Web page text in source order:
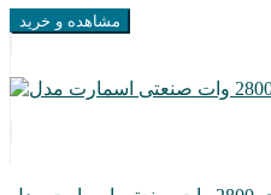
مشاهده و خرید